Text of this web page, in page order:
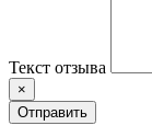
Текст отзыва
×
Отправить